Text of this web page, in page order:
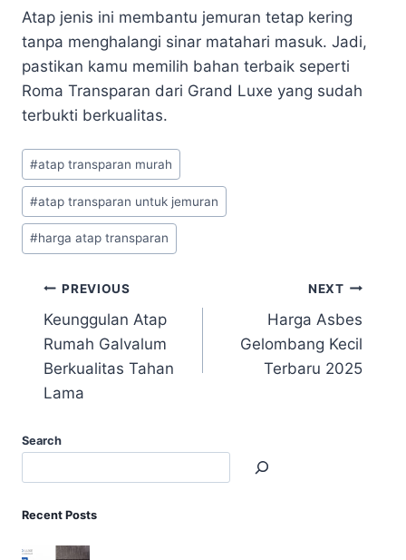
Atap jenis ini membantu jemuran tetap kering
tanpa menghalangi sinar matahari masuk. Jadi,
pastikan kamu memilih bahan terbaik seperti
Roma Transparan dari Grand Luxe yang sudah
terbukti berkualitas.
#atap transparan murah
#atap transparan untuk jemuran
#harga atap transparan
PREVIOUS
Keunggulan Atap
Rumah Galvalum
Berkualitas Tahan
Lama
NEXT
Harga Asbes
Gelombang Kecil
Terbaru 2025
Search
Recent Posts